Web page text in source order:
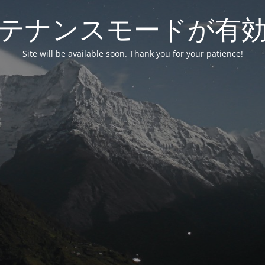
ナンスモードが有
Site will be available soon. Thank you for your patience!